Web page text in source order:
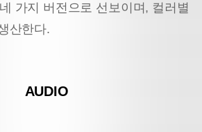
가지 버전으로 선보이며, 컬러별
산한다.
AUDIO